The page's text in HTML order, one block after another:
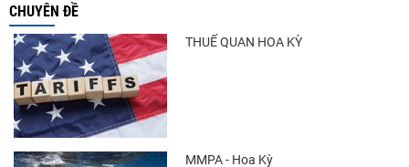
CHUYÊN ĐỀ
THUẾ QUAN HOA KỲ
MMPA - Hoa Kỳ